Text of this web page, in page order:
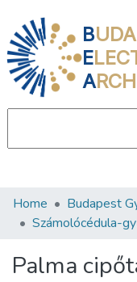
B
E
A
Communities &
Statistics
Home Budapest
Számolócédula-
Palma